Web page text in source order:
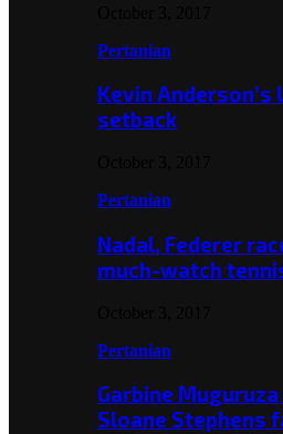
Pertanian
Kevin Anderson’s
setback
Pertanian
Nadal, Federer
much-watch
Pertanian
Garbine
Sloane Stephens